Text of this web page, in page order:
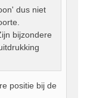
dus niet
bijzondere
positie bij de